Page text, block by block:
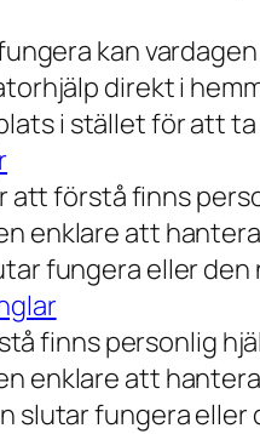
kan
direkt i
i stället för att
förstå finns
enklare att
fungera eller den
finns personlig
enklare att
slutar fungera eller